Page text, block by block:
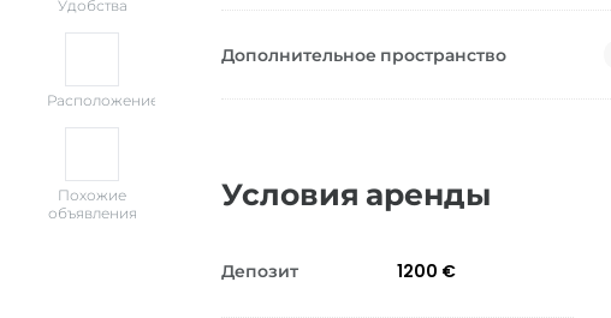
Удобства
Расположение
Похожие
объявления
Дополнительное пространство
Условия аренды
Депозит 1200 €